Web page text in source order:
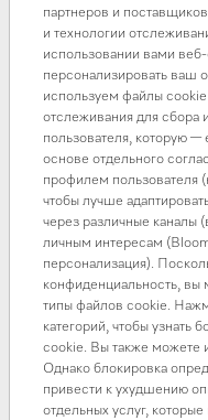
партнеров и
и технологии
использовании вами
персонализировать ваш
используем файлы
отслеживания для
пользователя, которую
основе отдельного
профилем пользователя
чтобы лучше
через различные каналы
личным интересам
персонализация).
конфиденциальность,
типы файлов cookie.
категорий, чтобы узнать
cookie. Вы также можете
Однако блокировка
привести к ухудшению
отдельных услуг,